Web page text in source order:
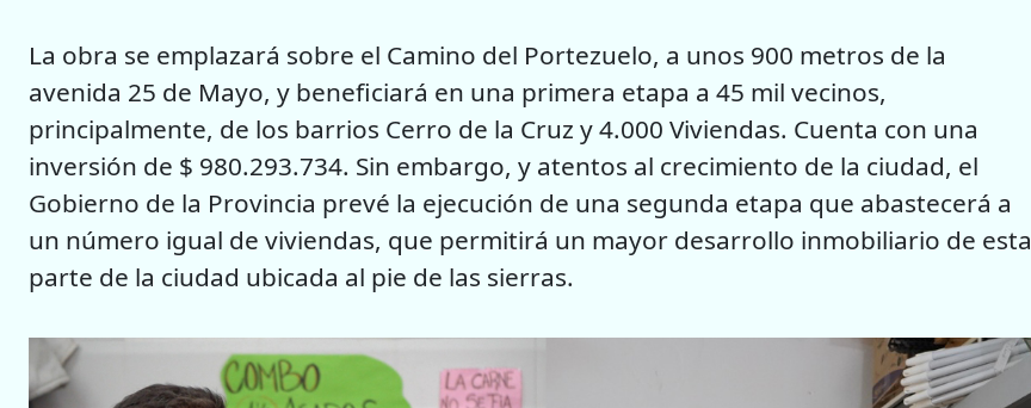
La obra se emplazará sobre el Camino del Portezuelo, a unos 900 metros de la
avenida 25 de Mayo, y beneficiará en una primera etapa a 45 mil vecinos,
principalmente, de los barrios Cerro de la Cruz y 4.000 Viviendas. Cuenta con una
inversión de $ 980.293.734. Sin embargo, y atentos al crecimiento de la ciudad, el
Gobierno de la Provincia prevé la ejecución de una segunda etapa que abastecerá a
un número igual de viviendas, que permitirá un mayor desarrollo inmobiliario de esta
parte de la ciudad ubicada al pie de las sierras.